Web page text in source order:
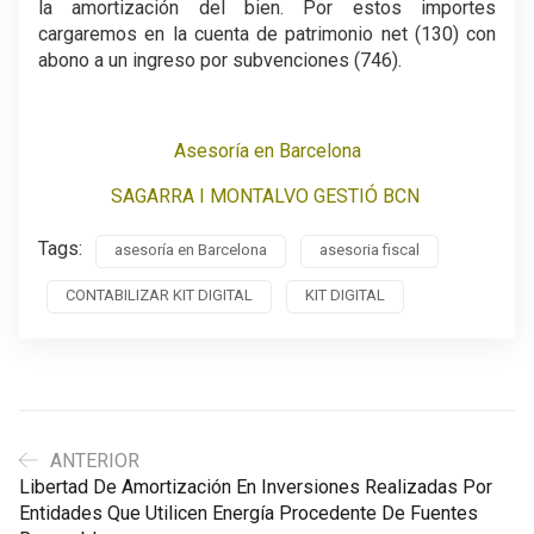
la amortización del bien. Por estos importes
cargaremos en la cuenta de patrimonio net (130) con
abono a un ingreso por subvenciones (746).
Asesoría en Barcelona
SAGARRA I MONTALVO GESTIÓ BCN
Tags: asesoría en Barcelona asesoria fiscal
CONTABILIZAR KIT DIGITAL KIT DIGITAL
ANTERIOR
Libertad De Amortización En Inversiones Realizadas Por
Entidades Que Utilicen Energía Procedente De Fuentes